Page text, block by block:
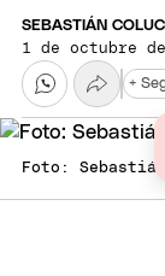
SEBASTIÁN
1 de octubre
+
Foto: